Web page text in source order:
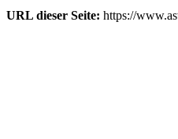
URL dieser Seite: https://